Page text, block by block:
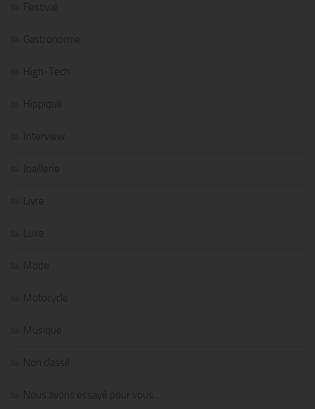
Festival
Gastronomie
High-Tech
Hippique
Interview
Joaillerie
Livre
Luxe
Mode
Motocycle
Musique
Non classé
Nous avons essayé pour vous…